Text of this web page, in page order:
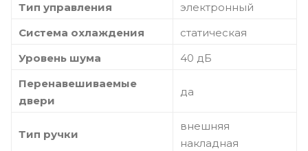
Тип управления
электронный
Система охлаждения
статическая
Уровень шума
40 дБ
Перенавешиваемые
двери
да
Тип ручки
внешняя
накладная